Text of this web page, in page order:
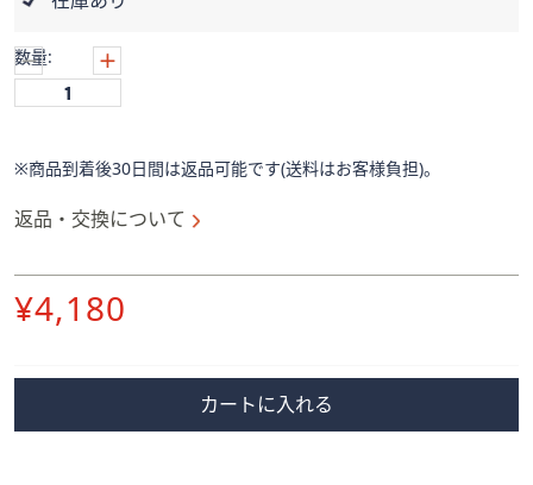
し
て
閲
で
ま
数量:
※商品到着後30日間は返品可能です(送料はお客様負担)。
返品・交換について
削
¥4,180
カートに入れる